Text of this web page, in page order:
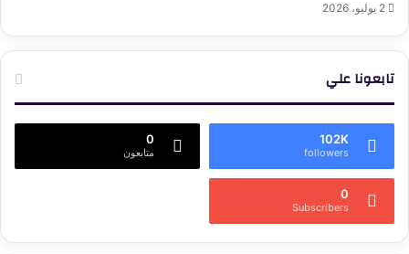
2 يوليو، 2026
تابعونا علي
102K
followers
0
متابعون
0
Subscribers